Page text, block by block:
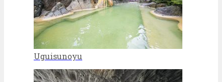
Uguisunoyu